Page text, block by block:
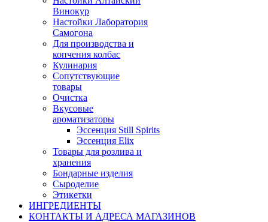
Винокур
Настойки Лаборатория
Самогона
Для производства и
копчения колбас
Кулинария
Сопутствующие
товары
Очистка
Вкусовые
ароматизаторы
Эссенция Still Spirits
Эссенция Elix
Товары для розлива и
хранения
Бондарные изделия
Cыроделие
Этикетки
ИНГРЕДИЕНТЫ
КОНТАКТЫ И АДРЕСА МАГАЗИНОВ